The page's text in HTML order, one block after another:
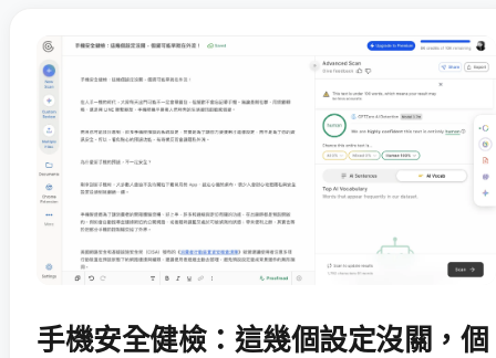
手機安全健檢：這幾個設定沒關，個